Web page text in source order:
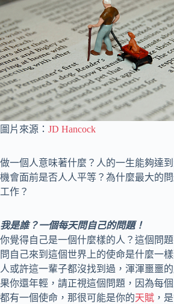
圖片來源： JD Hancock
做一個人意味著什麼？人的一生能夠達
機會面前是否人人平等？為什麼最大的
工作？
我是誰？一個每天問自己的問題！
你覺得自己是一個什麼樣的人？這個問
問自己來到這個世界上的使命是什麼一
人或許這一輩子都沒找到過，渾渾噩噩
果你還年輕，請正視這個問題，因為每
都有一個使命，那很可能是你的天賦 ，